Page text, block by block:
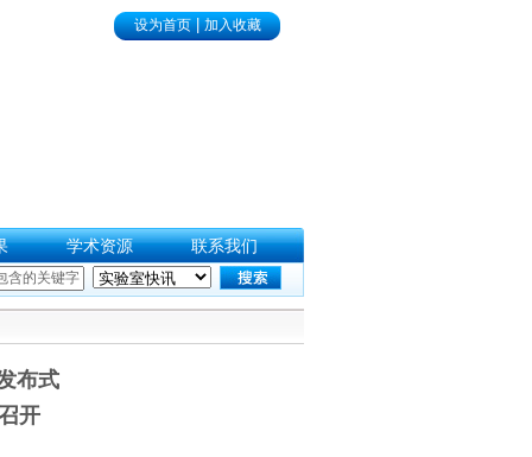
设为首页|加入收藏
学术资源 联系我们
布式
开